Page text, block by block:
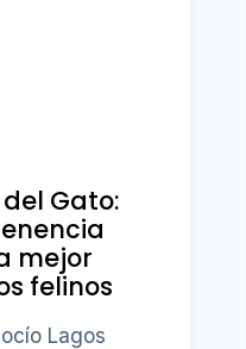
Gato:
mejor
felinos
Lagos